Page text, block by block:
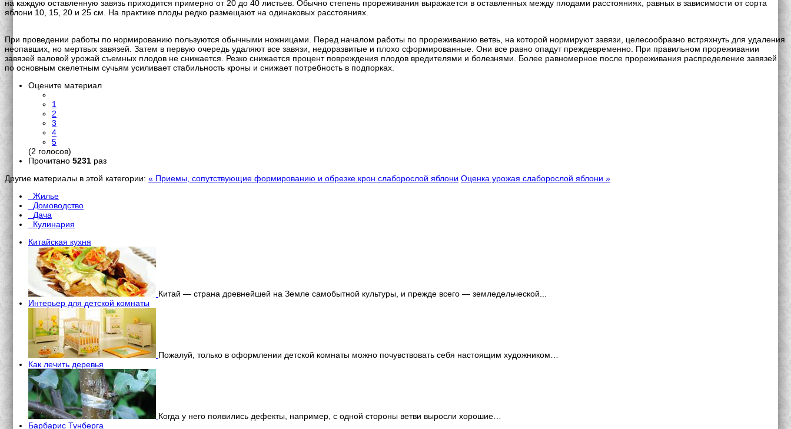
на каждую оставленную завязь приходится примерно от 20 до 40 листьев. Обычно степень прореживания выражается в оставленных между плодами расстояниях, равных в зависимости от сорта
яблони 10, 15, 20 и 25 см. На практике плоды редко размещают на одинаковых расстояниях.
При проведении работы по нормированию пользуются обычными ножницами. Перед началом работы по прореживанию ветвь, на которой нормируют завязи, целесообразно встряхнуть для удаления
неопавших, но мертвых завязей. Затем в первую очередь удаляют все завязи, недоразвитые и плохо сформированные. Они все равно опадут преждевременно. При правильном прореживании
завязей валовой урожай съемных плодов не снижается. Резко снижается процент повреждения плодов вредителями и болезнями. Более равномерное после прореживания распределение завязей
по основным скелетным сучьям усиливает стабильность кроны и снижает потребность в подпорках.
Оцените материал
1
2
3
4
5
(2 голосов)
Прочитано 5231 раз
Другие материалы в этой категории: « Приемы, сопутствующие формированию и обрезке крон слаборослой яблони Оценка урожая слаборослой яблони »
Жилье
Домоводство
Дача
Кулинария
Китайская кухня
Китай — страна древнейшей на Земле самобытной культуры, и прежде всего — земледельческой...
Интерьер для детской комнаты
Пожалуй, только в оформлении детской комнаты можно почувствовать себя настоящим художником…
Как лечить деревья
Когда у него появились дефекты, например, с одной стороны ветви выросли хорошие…
Барбарис Тунберга